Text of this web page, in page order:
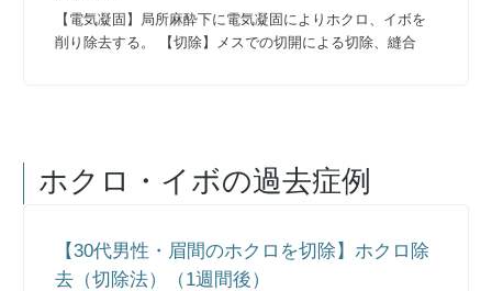
【電気凝固】局所麻酔下に電気凝固によりホクロ、イボを
削り除去する。 【切除】メスでの切開による切除、縫合
ホクロ・イボの過去症例
【30代男性・眉間のホクロを切除】ホクロ除
去（切除法）（1週間後）